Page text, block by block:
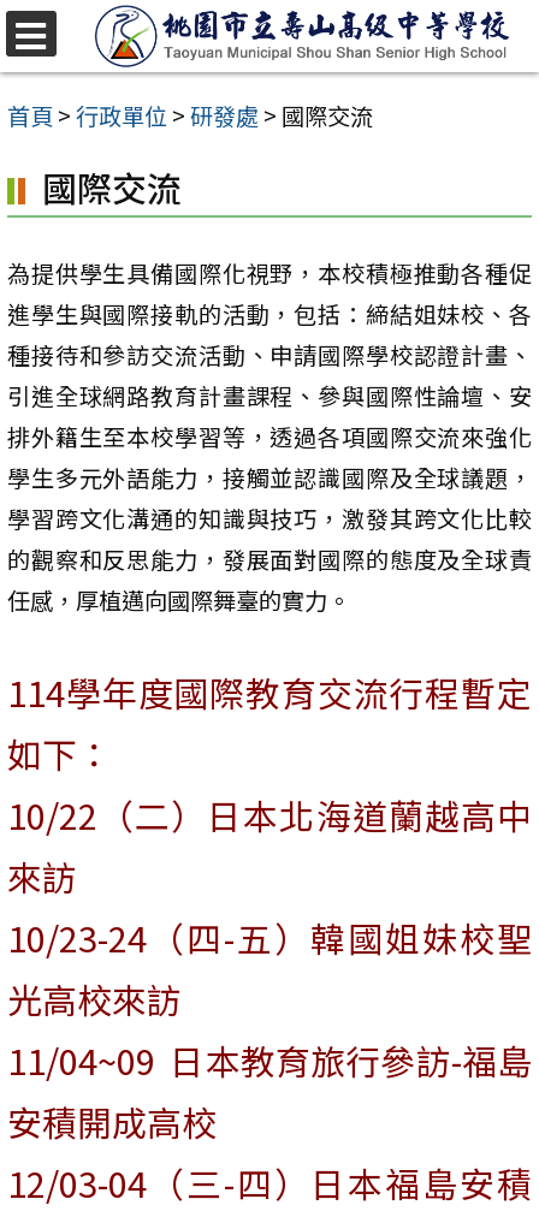
跳
至
主
內
容
區
首頁 >行政單位 >研發處 > 國際交流
國際交流
為提供學生具備國際化視野，本校積極推動各種促
進學生與國際接軌的活動，包括：締結姐妹校、各
種接待和參訪交流活動、申請國際學校認證計畫、
引進全球網路教育計畫課程、參與國際性論壇、安
排外籍生至本校學習等，透過各項國際交流來強化
學生多元外語能力，接觸並認識國際及全球議題，
學習跨文化溝通的知識與技巧，激發其跨文化比較
的觀察和反思能力，發展面對國際的態度及全球責
任感，厚植邁向國際舞臺的實力。
114學年度國際教育交流行程暫定
如下：
10/22（二）日本北海道蘭越高中
來訪
10/23-24（四-五）韓國姐妹校聖
光高校來訪
11/04~09 日本教育旅行參訪-福島
安積開成高校
12/03-04（三-四）日本福島安積
選
單